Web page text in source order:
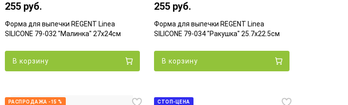
255 руб.
Форма для выпечки REGENT Linea
SILICONE 79-032 "Малинка" 27х24см
В корзину
255 руб.
Форма для выпечки REGENT Linea
SILICONE 79-034 "Ракушка" 25.7х22.5см
В корзину
РАСПРОДАЖА -15 % СТОП-ЦЕНА